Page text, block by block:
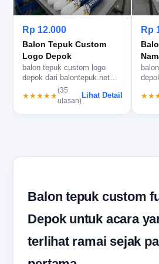
Rp 12.000
Balon Tepuk Custom
Logo Depok
balon tepuk custom logo
depok dari balontepuk.net
membantu brand terbaca
jelas, …
★★★★★
(35
ulasan)
Lihat Detail
Rp
m…
Balon tepuk custom
Depok untuk acara
terlihat ramai sejak